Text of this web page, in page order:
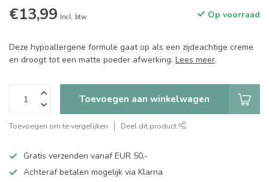
€13,99 Incl. btw Op voorraad
Deze hypoallergene formule gaat op als een zijdeachtige creme
en droogt tot een matte poeder afwerking. Lees meer.
Toevoegen aan winkelwagen
Toevoegen om te vergelijken Deel dit product
Gratis verzenden vanaf EUR 50,-
Achteraf betalen mogelijk via Klarna